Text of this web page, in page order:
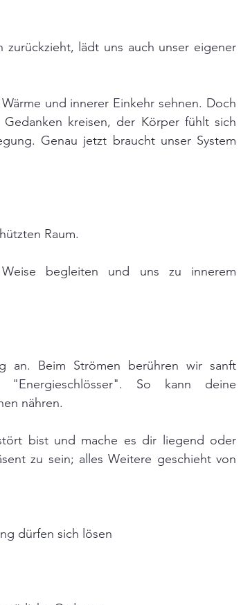
lädt uns auch unser eigener
und innerer Einkehr sehnen. Doch
kreisen, der Körper fühlt sich
Genau jetzt braucht unser System
Raum.
begleiten und uns zu innerem
an. Beim Strömen berühren wir sanft
"Energieschlösser". So kann deine
nähren.
bist und mache es dir liegend oder
zu sein; alles Weitere geschieht von
dürfen sich lösen